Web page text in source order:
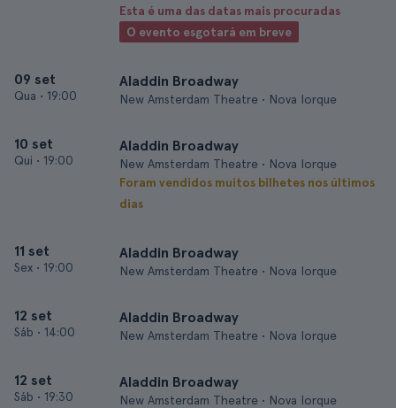
Esta é uma das datas mais procuradas
O evento esgotará em breve
09 set
Qua • 19:00
Aladdin Broadway
New Amsterdam Theatre • Nova Iorque
10 set
Qui • 19:00
Aladdin Broadway
New Amsterdam Theatre • Nova Iorque
Foram vendidos muitos bilhetes nos últimos
dias
11 set
Sex • 19:00
Aladdin Broadway
New Amsterdam Theatre • Nova Iorque
12 set
Sáb • 14:00
Aladdin Broadway
New Amsterdam Theatre • Nova Iorque
12 set
Sáb • 19:30
Aladdin Broadway
New Amsterdam Theatre • Nova Iorque